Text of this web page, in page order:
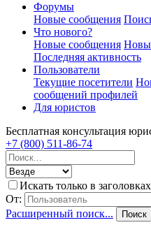
Форумы
Новые сообщения
Что нового?
Новые сообщения
Последняя активность
Пользователи
Текущие посетители
сообщений профилей
Для юристов
Бесплатная консультация
+7 (800) 511-86-74
Искать только в заголовках
От:
Расширенный поиск...
Поиск